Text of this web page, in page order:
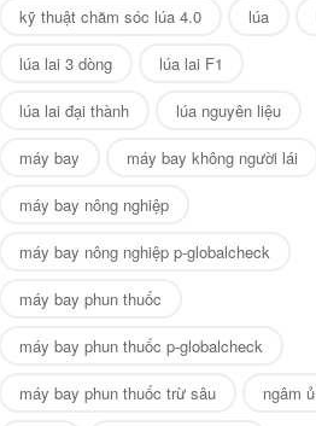
kỹ thuật chăm sóc lúa 4.0 lúa
lúa lai 3 dòng lúa lai F1
lúa lai đại thành lúa nguyên liệu
máy bay máy bay không người lái
máy bay nông nghiệp
máy bay nông nghiệp p-globalcheck
máy bay phun thuốc
máy bay phun thuốc p-globalcheck
máy bay phun thuốc trừ sâu ngâm ủ